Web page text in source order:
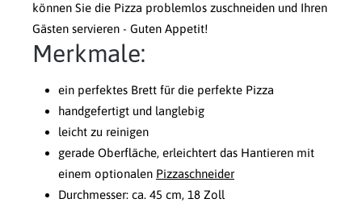
können Sie die Pizza problemlos zuschneiden und Ihren
Gästen servieren - Guten Appetit!
Merkmale:
ein perfektes Brett für die perfekte Pizza
handgefertigt und langlebig
leicht zu reinigen
gerade Oberfläche, erleichtert das Hantieren mit
einem optionalen Pizzaschneider
Durchmesser: ca. 45 cm, 18 Zoll